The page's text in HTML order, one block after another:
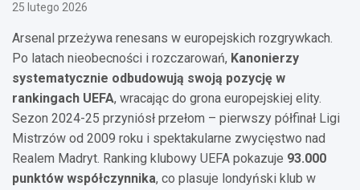
25 lutego 2026
Arsenal przeżywa renesans w europejskich rozgrywkach.
Po latach nieobecności i rozczarowań, Kanonierzy
systematycznie odbudowują swoją pozycję w
rankingach UEFA, wracając do grona europejskiej elity.
Sezon 2024-25 przyniósł przełom – pierwszy półfinał Ligi
Mistrzów od 2009 roku i spektakularne zwycięstwo nad
Realem Madryt. Ranking klubowy UEFA pokazuje 93.000
punktów współczynnika, co plasuje londyński klub w